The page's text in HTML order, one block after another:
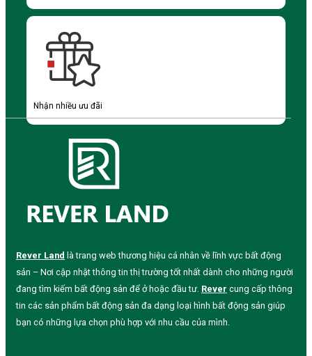
Nhận nhiều ưu đãi
Rever Land là trang web thương hiệu cá nhân về lĩnh vực bất động
sản – Nơi cập nhật thông tin thị trường tốt nhất dành cho những người
đang tìm kiếm bất động sản để ở hoặc đầu tư. Rever cung cấp thông
tin các sản phẩm bất động sản đa dạng loại hình bất động sản giúp
bạn có những lựa chọn phù hợp với nhu cầu của mình.